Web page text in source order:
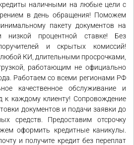
наличными на любые цели с
в день обращения! Поможем
пакету документов на
низкой процентной ставке! Без
и скрытых комиссий!
КИ, длительными просрочками,
работающим не официально
Работаем со всеми регионами РФ
качественное обслуживание и
к каждому клиенту! Сопровождение
документов и подачи заявки до
средств. Предоставим отсрочку
оформить кредитные каникулы.
и получите кредит без переплат